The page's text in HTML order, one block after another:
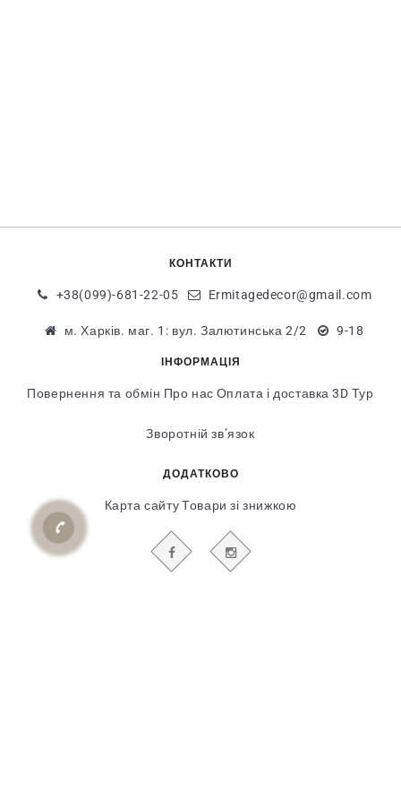
КОНТАКТИ
+38(099)-681-22-05 Ermitagedecor@gmail.com
м. Харків. маг. 1: вул. Залютинська 2/2 9-18
ІНФОРМАЦІЯ
Повернення та обмін Про нас Оплата і доставка 3D Тур
Зворотній зв’язок
ДОДАТКОВО
Карта сайту Товари зі знижкою